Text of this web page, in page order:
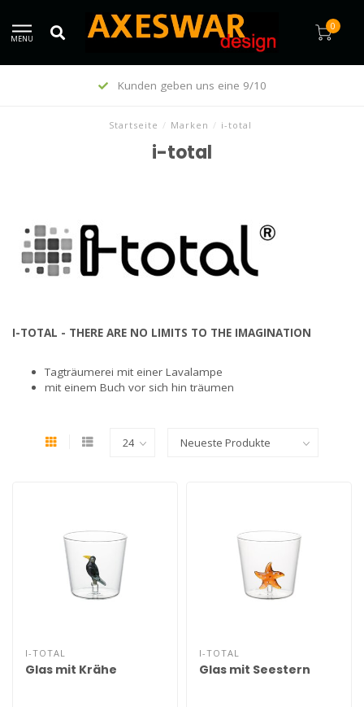
MENU
0
Kunden geben uns eine 9/10
Startseite / Marken / i-total
i-total
I-TOTAL - THERE ARE NO LIMITS TO THE IMAGINATION
Tagträumerei mit einer Lavalampe
mit einem Buch vor sich hin träumen
I-TOTAL
Glas mit Krähe
I-TOTAL
Glas mit Seestern